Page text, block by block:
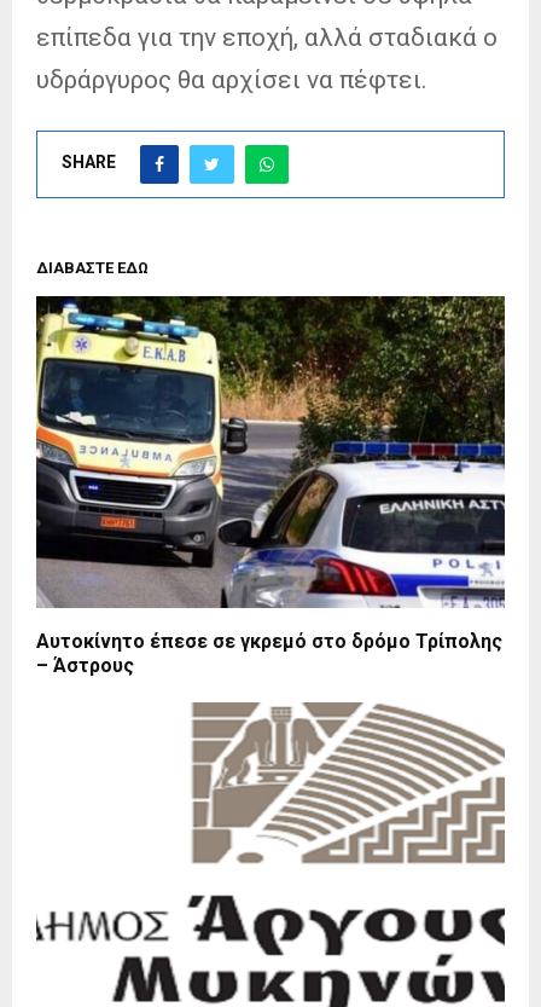
επίπεδα για την εποχή, αλλά σταδιακά ο
υδράργυρος θα αρχίσει να πέφτει.
SHARE
ΔΙΑΒΑΣΤΕ ΕΔΩ
Αυτοκίνητο έπεσε σε γκρεμό στο δρόμο Τρίπολης
– Άστρους